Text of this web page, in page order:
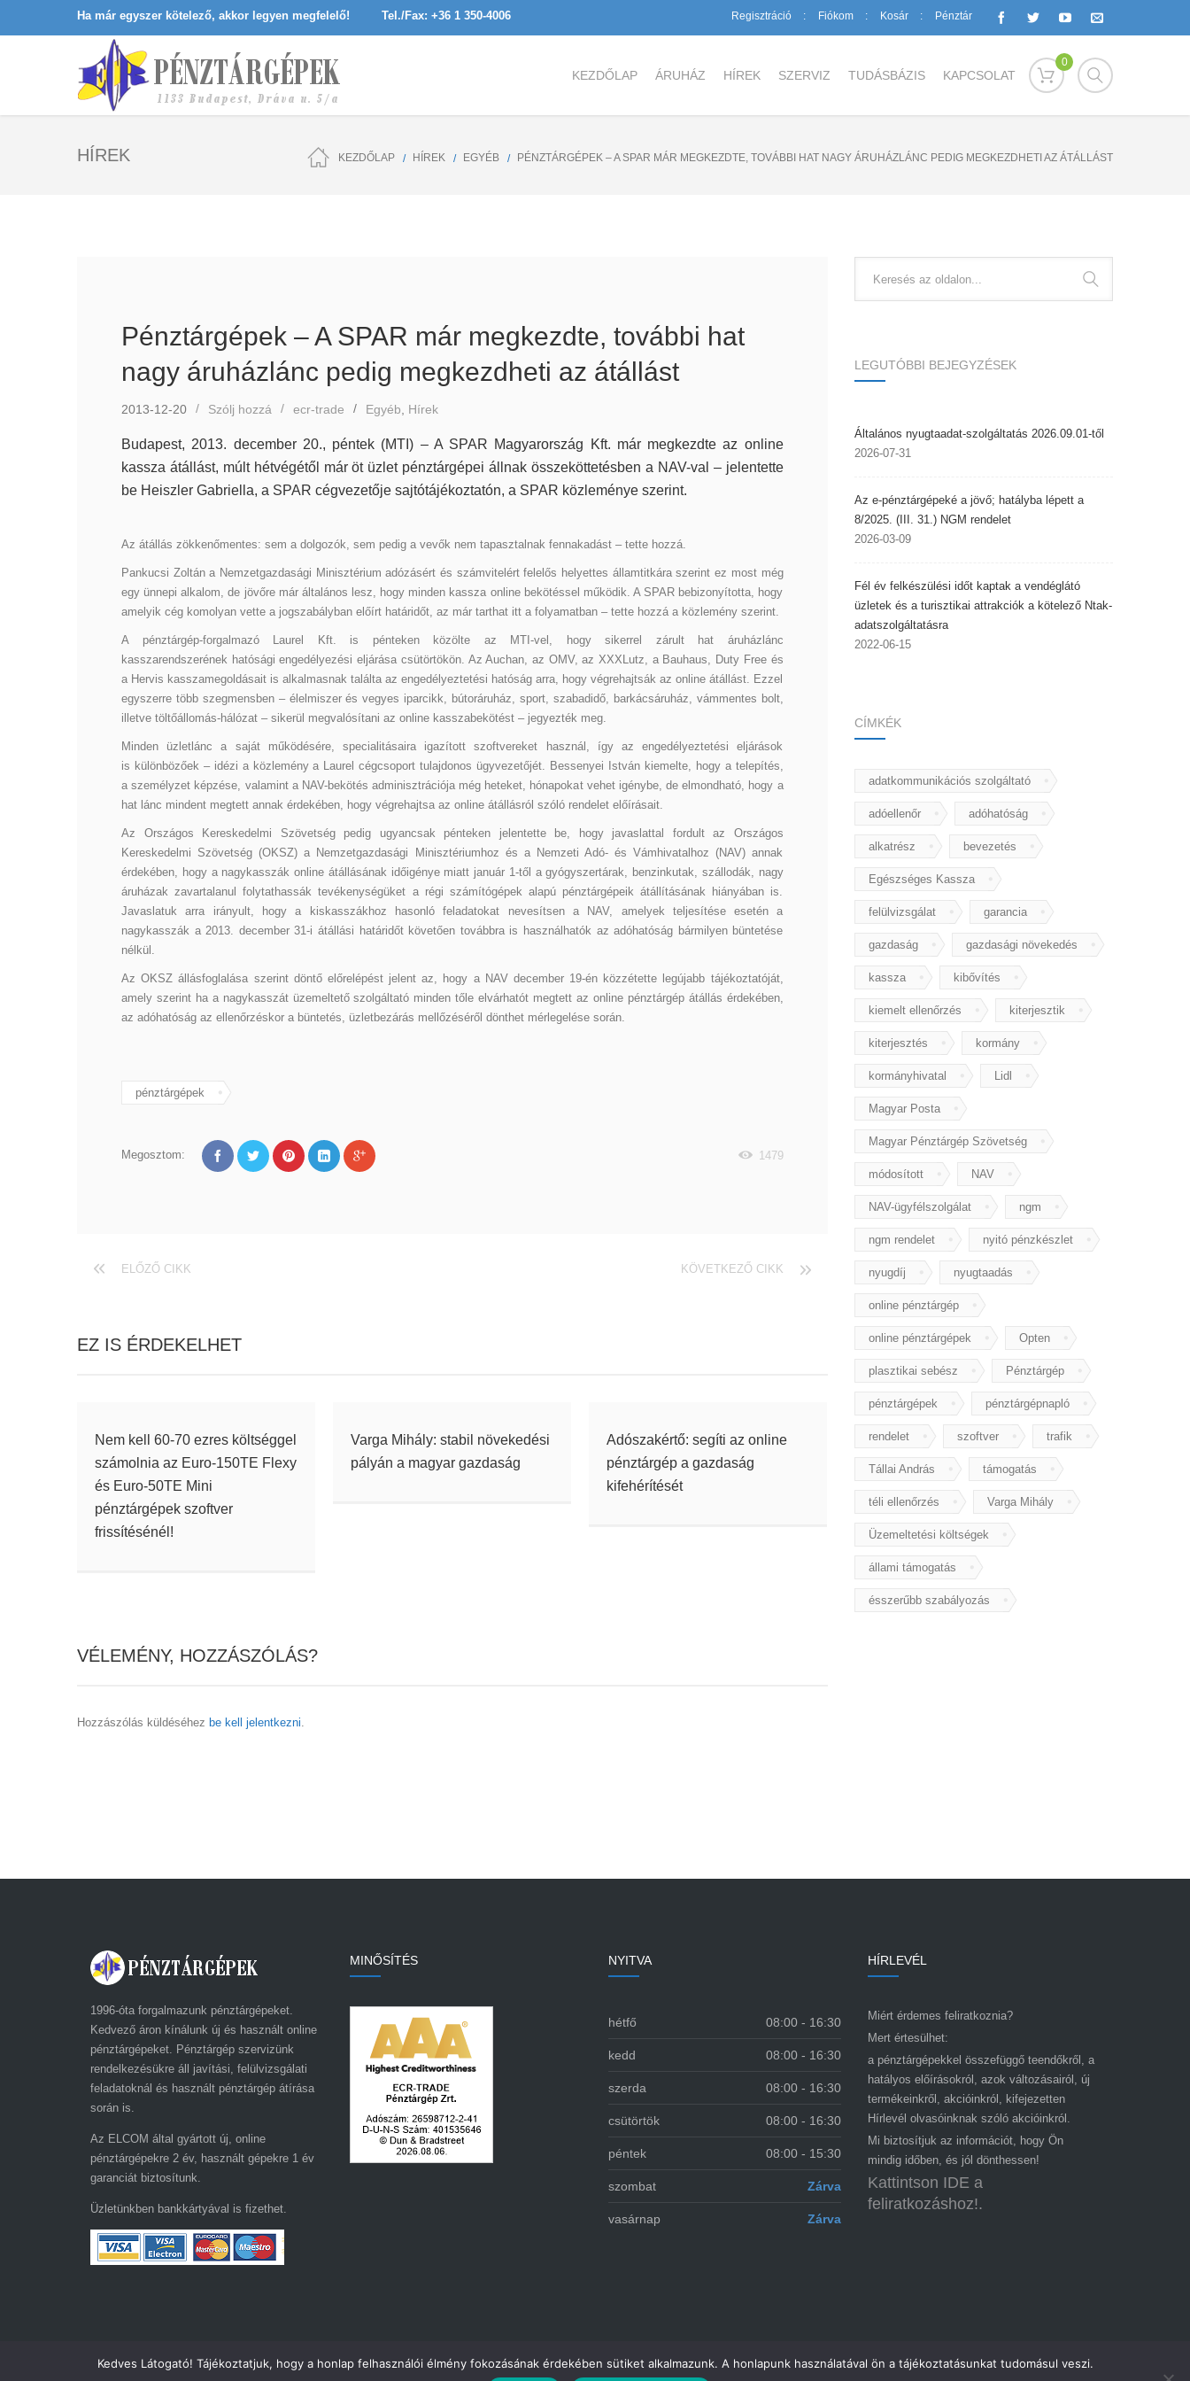
Ha már egyszer kötelező, akkor legyen megfelelő! Tel./Fax: +36 1 350-4006 Regisztráció Fiókom Kosár Pénztár
0
KEZDŐLAP ÁRUHÁZ HÍREK SZERVIZ TUDÁSBÁZIS KAPCSOLAT
HÍREK KEZDŐLAP HÍREK EGYÉB PÉNZTÁRGÉPEK – A SPAR MÁR MEGKEZDTE, TOVÁBBI HAT NAGY ÁRUHÁZLÁNC PEDIG MEGKEZDHETI AZ ÁTÁLLÁST
Pénztárgépek – A SPAR már megkezdte, további hat
nagy áruházlánc pedig megkezdheti az átállást
2013-12-20 Szólj hozzá ecr-trade Egyéb Hírek
Budapest, 2013. december 20., péntek (MTI) – A SPAR Magyarország Kft. már megkezdte az online
kassza átállást, múlt hétvégétől már öt üzlet pénztárgépei állnak összeköttetésben a NAV-val – jelentette
be Heiszler Gabriella, a SPAR cégvezetője sajtótájékoztatón, a SPAR közleménye szerint.
Az átállás zökkenőmentes: sem a dolgozók, sem pedig a vevők nem tapasztalnak fennakadást – tette hozzá.
Pankucsi Zoltán a Nemzetgazdasági Minisztérium adózásért és számvitelért felelős helyettes államtitkára szerint ez most még
egy ünnepi alkalom, de jövőre már általános lesz, hogy minden kassza online bekötéssel működik. A SPAR bebizonyította, hogy
amelyik cég komolyan vette a jogszabályban előírt határidőt, az már tarthat itt a folyamatban – tette hozzá a közlemény szerint.
A pénztárgép-forgalmazó Laurel Kft. is pénteken közölte az MTI-vel, hogy sikerrel zárult hat áruházlánc
kasszarendszerének hatósági engedélyezési eljárása csütörtökön. Az Auchan, az OMV, az XXXLutz, a Bauhaus, Duty Free és
a Hervis kasszamegoldásait is alkalmasnak találta az engedélyeztetési hatóság arra, hogy végrehajtsák az online átállást. Ezzel
egyszerre több szegmensben – élelmiszer és vegyes iparcikk, bútoráruház, sport, szabadidő, barkácsáruház, vámmentes bolt,
illetve töltőállomás-hálózat – sikerül megvalósítani az online kasszabekötést – jegyezték meg.
Minden üzletlánc a saját működésére, specialitásaira igazított szoftvereket használ, így az engedélyeztetési eljárások
is különbözőek – idézi a közlemény a Laurel cégcsoport tulajdonos ügyvezetőjét. Bessenyei István kiemelte, hogy a telepítés,
a személyzet képzése, valamint a NAV-bekötés adminisztrációja még heteket, hónapokat vehet igénybe, de elmondható, hogy a
hat lánc mindent megtett annak érdekében, hogy végrehajtsa az online átállásról szóló rendelet előírásait.
Az Országos Kereskedelmi Szövetség pedig ugyancsak pénteken jelentette be, hogy javaslattal fordult az Országos
Kereskedelmi Szövetség (OKSZ) a Nemzetgazdasági Minisztériumhoz és a Nemzeti Adó- és Vámhivatalhoz (NAV) annak
érdekében, hogy a nagykasszák online átállásának időigénye miatt január 1-től a gyógyszertárak, benzinkutak, szállodák, nagy
áruházak zavartalanul folytathassák tevékenységüket a régi számítógépek alapú pénztárgépeik átállításának hiányában is.
Javaslatuk arra irányult, hogy a kiskasszákhoz hasonló feladatokat nevesítsen a NAV, amelyek teljesítése esetén a
nagykasszák a 2013. december 31-i átállási határidőt követően továbbra is használhatók az adóhatóság bármilyen büntetése
nélkül.
Az OKSZ állásfoglalása szerint döntő előrelépést jelent az, hogy a NAV december 19-én közzétette legújabb tájékoztatóját,
amely szerint ha a nagykasszát üzemeltető szolgáltató minden tőle elvárhatót megtett az online pénztárgép átállás érdekében,
az adóhatóság az ellenőrzéskor a büntetés, üzletbezárás mellőzéséről dönthet mérlegelése során.
pénztárgépek
Megosztom: 1479
ELŐZŐ CIKK KÖVETKEZŐ CIKK
EZ IS ÉRDEKELHET
Nem kell 60-70 ezres költséggel
számolnia az Euro-150TE Flexy
és Euro-50TE Mini
pénztárgépek szoftver
frissítésénél!
Varga Mihály: stabil növekedési
pályán a magyar gazdaság
Adószakértő: segíti az online
pénztárgép a gazdaság
kifehérítését
VÉLEMÉNY, HOZZÁSZÓLÁS?
Hozzászólás küldéséhez be kell jelentkezni.
LEGUTÓBBI BEJEGYZÉSEK
Általános nyugtaadat-szolgáltatás 2026.09.01-től
2026-07-31
Az e-pénztárgépeké a jövő; hatályba lépett a
8/2025. (III. 31.) NGM rendelet
2026-03-09
Fél év felkészülési időt kaptak a vendéglátó
üzletek és a turisztikai attrakciók a kötelező Ntak-
adatszolgáltatásra
2022-06-15
CÍMKÉK
adatkommunikációs szolgáltató
adóellenőr adóhatóság
alkatrész bevezetés
Egészséges Kassza
felülvizsgálat garancia
gazdaság gazdasági növekedés
kassza kibővítés
kiemelt ellenőrzés kiterjesztik
kiterjesztés kormány
kormányhivatal Lidl
Magyar Posta
Magyar Pénztárgép Szövetség
módosított NAV
NAV-ügyfélszolgálat ngm
ngm rendelet nyitó pénzkészlet
nyugdíj nyugtaadás
online pénztárgép
online pénztárgépek Opten
plasztikai sebész Pénztárgép
pénztárgépek pénztárgépnapló
rendelet szoftver trafik
Tállai András támogatás
téli ellenőrzés Varga Mihály
Üzemeltetési költségek
állami támogatás
ésszerűbb szabályozás
1996-óta forgalmazunk pénztárgépeket.
Kedvező áron kínálunk új és használt online
pénztárgépeket. Pénztárgép szervizünk
rendelkezésükre áll javítási, felülvizsgálati
feladatoknál és használt pénztárgép átírása
során is.
Az ELCOM által gyártott új, online
pénztárgépekre 2 év, használt gépekre 1 év
garanciát biztosítunk.
Üzletünkben bankkártyával is fizethet.
MINŐSÍTÉS NYITVA
hétfő 08:00 - 16:30
kedd 08:00 - 16:30
szerda 08:00 - 16:30
csütörtök 08:00 - 16:30
péntek 08:00 - 15:30
szombat Zárva
vasárnap Zárva
HÍRLEVÉL
Miért érdemes feliratkoznia?
Mert értesülhet:
a pénztárgépekkel összefüggő teendőkről, a
hatályos előírásokról, azok változásairól, új
termékeinkről, akcióinkról, kifejezetten
Hírlevél olvasóinknak szóló akcióinkról.
Mi biztosítjuk az információt, hogy Ön
mindig időben, és jól dönthessen!
Kattintson IDE a
feliratkozáshoz!.
Kedves Látogató! Tájékoztatjuk, hogy a honlap felhasználói élmény fokozásának érdekében sütiket alkalmazunk. A honlapunk használatával ön a tájékoztatásunkat tudomásul veszi.